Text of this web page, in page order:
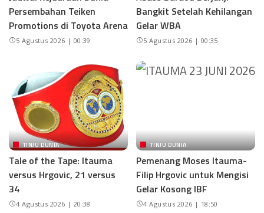
Persembahan Teiken
Promotions di Toyota Arena
5 Agustus 2026 | 00:39
Bangkit Setelah Kehilangan
Gelar WBA
5 Agustus 2026 | 00:35
TINJU DUNIA
Tale of the Tape: Itauma
versus Hrgovic, 21 versus
34
4 Agustus 2026 | 20:38
TINJU DUNIA
Pemenang Moses Itauma-
Filip Hrgovic untuk Mengisi
Gelar Kosong IBF
4 Agustus 2026 | 18:50